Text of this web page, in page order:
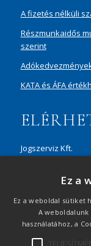
A fizetés nélküli
Részmunkaidős
szerint
KATA és ÁFA
Jogszerviz Kft.
+36 20 429 0716
Ez a
Ez a weboldal sütiket
A weboldalunk
használatához, a